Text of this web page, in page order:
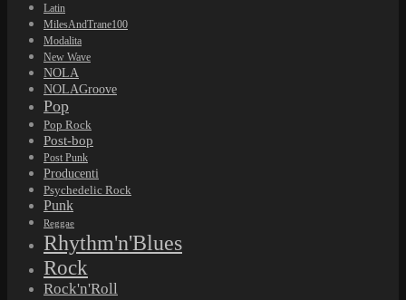
Latin
MilesAndTrane100
Modalita
New Wave
NOLA
NOLAGroove
Pop
Pop Rock
Post-bop
Post Punk
Producenti
Psychedelic Rock
Punk
Reggae
Rhythm'n'Blues
Rock
Rock'n'Roll